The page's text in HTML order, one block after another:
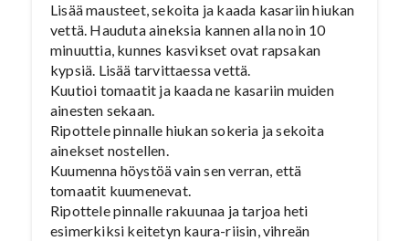
Lisää mausteet, sekoita ja kaada kasariin hiukan
vettä. Hauduta aineksia kannen alla noin 10
minuuttia, kunnes kasvikset ovat rapsakan
kypsiä. Lisää tarvittaessa vettä.
Kuutioi tomaatit ja kaada ne kasariin muiden
ainesten sekaan.
Ripottele pinnalle hiukan sokeria ja sekoita
ainekset nostellen.
Kuumenna höystöä vain sen verran, että
tomaatit kuumenevat.
Ripottele pinnalle rakuunaa ja tarjoa heti
esimerkiksi keitetyn kaura-riisin, vihreän